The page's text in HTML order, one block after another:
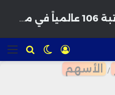
للبحث الوضع
المظلم
تسجيل
الدخول
/ الأسهم